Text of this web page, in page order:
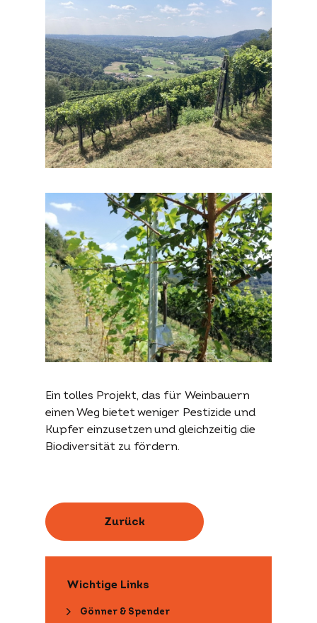
Ein tolles Projekt, das für Weinbauern
einen Weg bietet weniger Pestizide und
Kupfer einzusetzen und gleichzeitig die
Biodiversität zu fördern.
Zurück
Wichtige Links
Gönner & Spender